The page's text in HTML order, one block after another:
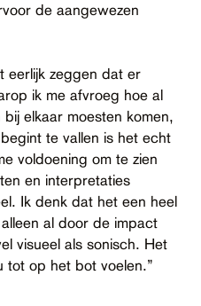
de aangewezen
eerlijk zeggen dat er
ik me afvroeg hoe al
elkaar moesten komen,
te vallen is het echt
voldoening om te zien
en interpretaties
Ik denk dat het een heel
al door de impact
visueel als sonisch. Het
tot op het bot voelen.”